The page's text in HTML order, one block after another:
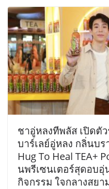
ชาอู่หลงทีพลัส เปิดตั
บาร์เลย์อู่หลง กลิ่นบ
Hug To Heal TEA+
นพรีเซนเตอร์สุดอบอุ่
กิจกรรม ใจกลางสยา